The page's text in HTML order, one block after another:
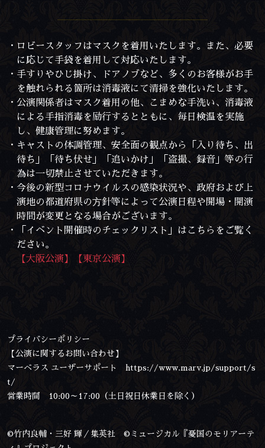
・ロビースタッフはマスクを着用いたします。また、必要
に応じて手袋を着用して対応いたします。
・手すりやひじ掛け、ドアノブなど、多くのお客様がお手
を触れられる箇所は消毒液にて清掃を強化いたします。
・公演関係者はマスク着用の他、こまめな手洗い、消毒液
による手指消毒を励行するとともに、毎日検温を実施
し、健康管理に努めます。
・キャストの体調管理、安全面の観点から「入り待ち、出
待ち」「待ち伏せ」「追いかけ」「盗撮、録音」等の行
為は一切禁止させていただきます。
・今後の新型コロナウイルスの感染状況や、政府および上
演地の都道府県の⽅針等によって公演日程や開場・開演
時間が変更となる場合がございます。
・「イベント開催時のチェックリスト」はこちらをご覧く
ださい。
【大阪公演】
【東京公演】
プライバシーポリシー
【公演に関するお問い合わせ】
マーベラス ユーザーサポート
https://www.marv.jp/support/s
t/
営業時間 10:00～17:00（土日祝日休業日を除く）
©竹内良輔・三好 輝／集英社 ©ミュージカル『憂国のモリアーテ